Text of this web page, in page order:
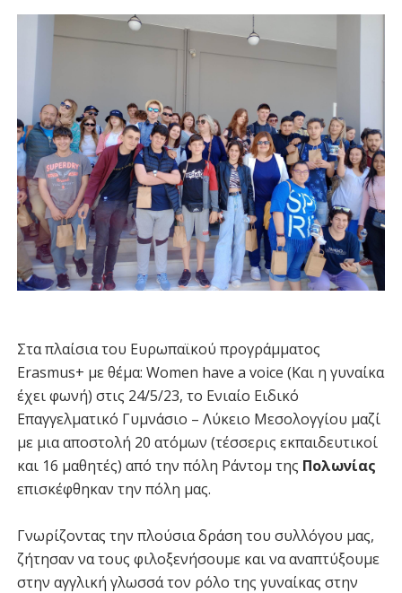
Στα πλαίσια του Ευρωπαϊκού προγράμματος
Erasmus+ με θέμα: Women have a voice (Και η γυναίκα
έχει φωνή) στις 24/5/23, το Ενιαίο Ειδικό
Επαγγελματικό Γυμνάσιο – Λύκειο Μεσολογγίου μαζί
με μια αποστολή 20 ατόμων (τέσσερις εκπαιδευτικοί
και 16 μαθητές) από την πόλη Ράντομ της Πολωνίας
επισκέφθηκαν την πόλη μας.
Γνωρίζοντας την πλούσια δράση του συλλόγου μας,
ζήτησαν να τους φιλοξενήσουμε και να αναπτύξουμε
στην αγγλική γλωσσά τον ρόλο της γυναίκας στην